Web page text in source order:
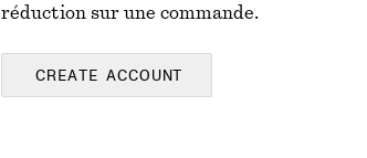
réduction sur une commande.
CREATE ACCOUNT